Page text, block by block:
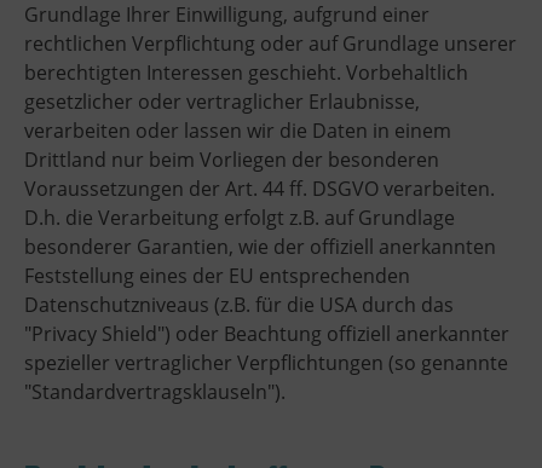
Grundlage Ihrer Einwilligung, aufgrund einer
rechtlichen Verpflichtung oder auf Grundlage unserer
berechtigten Interessen geschieht. Vorbehaltlich
gesetzlicher oder vertraglicher Erlaubnisse,
verarbeiten oder lassen wir die Daten in einem
Drittland nur beim Vorliegen der besonderen
Voraussetzungen der Art. 44 ff. DSGVO verarbeiten.
D.h. die Verarbeitung erfolgt z.B. auf Grundlage
besonderer Garantien, wie der offiziell anerkannten
Feststellung eines der EU entsprechenden
Datenschutzniveaus (z.B. für die USA durch das
"Privacy Shield") oder Beachtung offiziell anerkannter
spezieller vertraglicher Verpflichtungen (so genannte
"Standardvertragsklauseln").